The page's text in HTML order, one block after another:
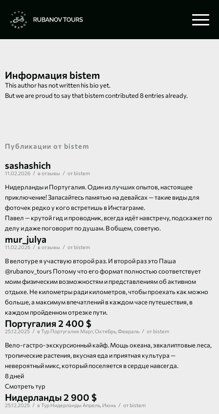
Информация bistem
This author has not written his bio yet.
But we are proud to say thatbistemcontributed 8 entries already.
Публикации от bistem
sashashich
11.02.2026 / в отзывы / от bistem
Нидерланды и Португалия. Один из лучших опытов, настоящее
приключение! Запасайтесь памятью на девайсах — такие виды для
фоточек редко у кого встретишь в Инстаграме.
Павел — крутой гид и проводник, всегда идёт навстречу, подскажет по
делу и даже поговорит по душам. В общем, советую.
mur_julya
11.02.2026 / в отзывы / от bistem
В велотуре я участвую второй раз. И второй раз это Паша
@rubanov_tours Потому что его формат полностью соответствует
моим физическим возможностям и представлениям об активном
отдыхе. Не километры ради километров, чтобы проехать как можно
больше, а максимум впечатлений в каждом часе путешествия, в
каждом пройденном отрезке пути.
Португалия 2 400 $
25.12.2025 / в Тур Португалия Март, Октябрь Февраль / от bistem
Вело-гастро-экскурсионный кайф. Мощь океана, эвкалиптовые леса,
тропические растения, вкусная еда и приятная культура —
невероятный микс, который поселяется в сердце навсегда.
8 дней
Смотреть тур
Нидерланды2 900 $
25.12.2025 / в Тур Нидерланды Апрель Июнь / от bistem